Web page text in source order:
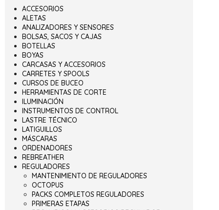
ACCESORIOS
ALETAS
ANALIZADORES Y SENSORES
BOLSAS, SACOS Y CAJAS
BOTELLAS
BOYAS
CARCASAS Y ACCESORIOS
CARRETES Y SPOOLS
CURSOS DE BUCEO
HERRAMIENTAS DE CORTE
ILUMINACIÓN
INSTRUMENTOS DE CONTROL
LASTRE TÉCNICO
LATIGUILLOS
MÁSCARAS
ORDENADORES
REBREATHER
REGULADORES
MANTENIMIENTO DE REGULADORES
OCTOPUS
PACKS COMPLETOS REGULADORES
PRIMERAS ETAPAS